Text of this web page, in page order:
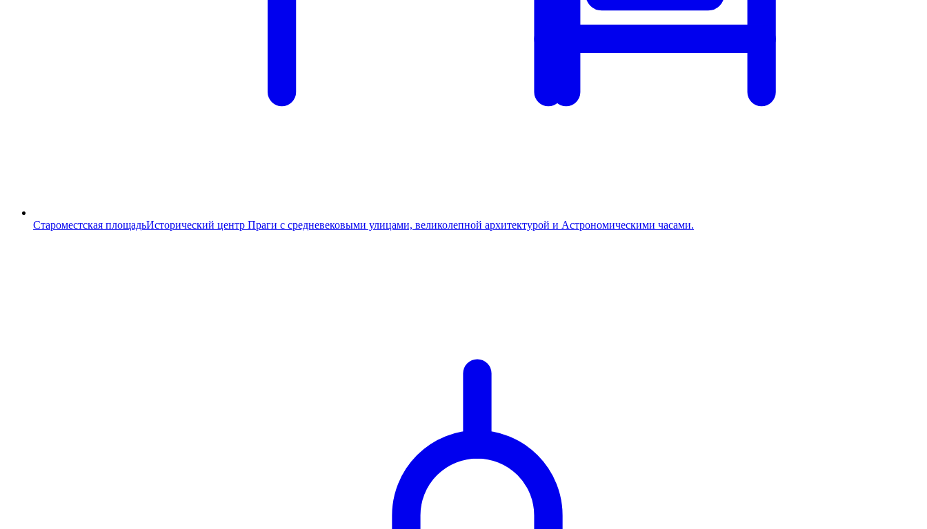
Староместская площадьИсторический центр Праги с средневековыми улицами, великолепной архитектурой и Астрономическими часами.